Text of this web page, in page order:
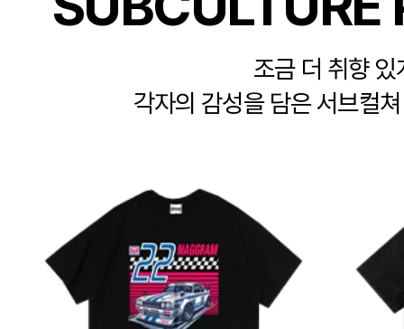
조금 더 취향 있
각자의 감성을 담은 서브컬